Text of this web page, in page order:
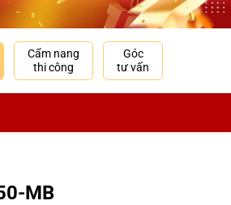
Cẩm nang
thi công
Góc
tư vấn
MB